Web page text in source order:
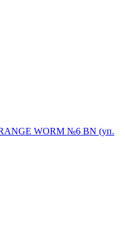
WORM №6 BN (уп.